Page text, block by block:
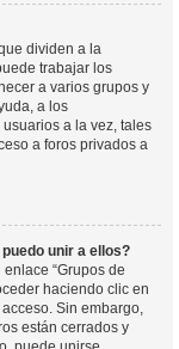
dividen a la
trabajar los
a varios grupos y
a los
a la vez, tales
a foros privados a
unir a ellos?
“Grupos de
haciendo clic en
Sin embargo,
están cerrados y